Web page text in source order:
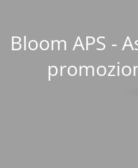
Bloom APS -